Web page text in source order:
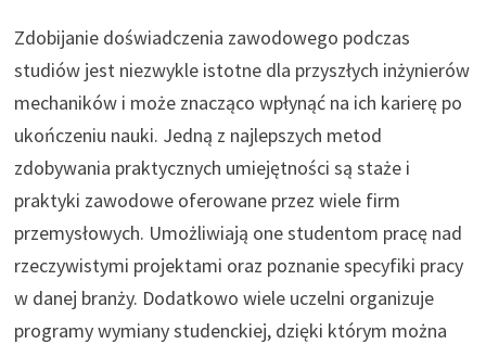
Zdobijanie doświadczenia zawodowego podczas
studiów jest niezwykle istotne dla przyszłych inżynierów
mechaników i może znacząco wpłynąć na ich karierę po
ukończeniu nauki. Jedną z najlepszych metod
zdobywania praktycznych umiejętności są staże i
praktyki zawodowe oferowane przez wiele firm
przemysłowych. Umożliwiają one studentom pracę nad
rzeczywistymi projektami oraz poznanie specyfiki pracy
w danej branży. Dodatkowo wiele uczelni organizuje
programy wymiany studenckiej, dzięki którym można